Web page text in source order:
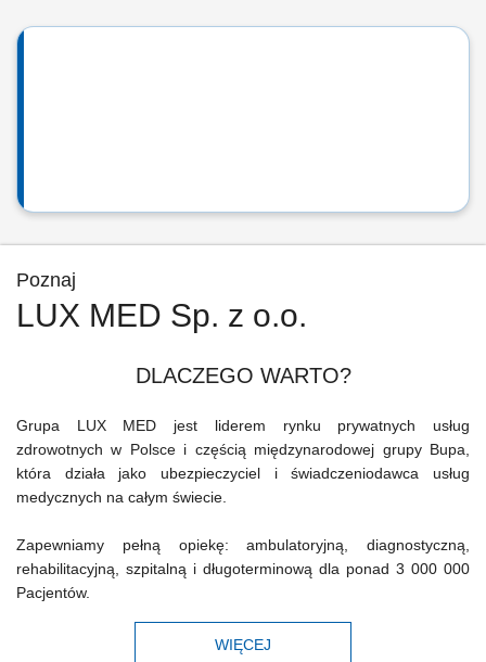
Poznaj
LUX MED Sp. z o.o.
DLACZEGO WARTO?
Grupa LUX MED jest liderem rynku prywatnych usług
zdrowotnych w Polsce i częścią międzynarodowej grupy Bupa,
która działa jako ubezpieczyciel i świadczeniodawca usług
medycznych na całym świecie.
Zapewniamy pełną opiekę: ambulatoryjną, diagnostyczną,
rehabilitacyjną, szpitalną i długoterminową dla ponad 3 000 000
Pacjentów.
WIĘCEJ